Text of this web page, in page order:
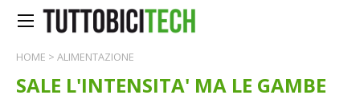
HOME > ALIMENTAZIONE
SALE L'INTENSITA' MA LE GAMBE